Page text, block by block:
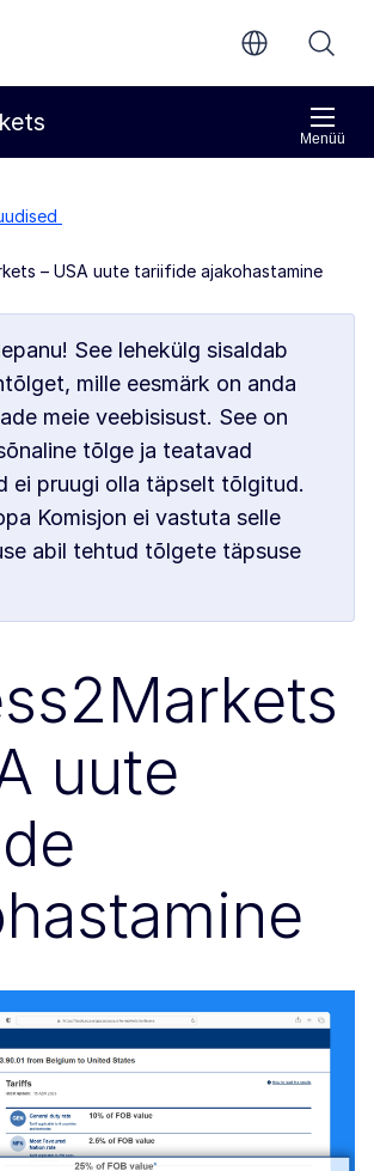
Menüü
– USA uute tariifide ajakohastamine
See lehekülg sisaldab
mille eesmärk on anda
meie veebisisust. See on
tõlge ja teatavad
ei pruugi olla täpselt tõlgitud.
Komisjon ei vastuta selle
abil tehtud tõlgete täpsuse
uute